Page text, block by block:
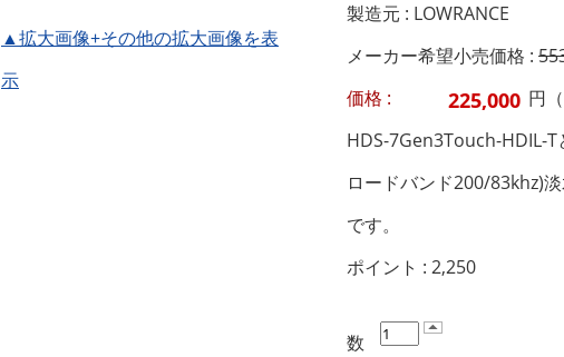
▲拡大画像+その他の拡大画像を表
示
製造元 : LOWRANCE
メーカー希望小売価格 :
価格 :
円
HDS-7Gen3Touch-HDIL-
ロードバンド200/83khz)
です。
ポイント : 2,250
数